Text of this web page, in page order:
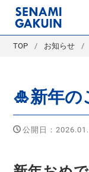
TOP お知らせ
🎍新年の
公開日：